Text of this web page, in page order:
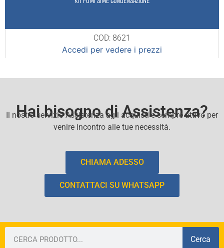
COD: 8621
Accedi per vedere i prezzi
Hai bisogno di Assistenza?
Il nostro servizio Assistenza agli acquisti e sempre attivo per
venire incontro alle tue necessità.
CHIAMA ADESSO
CONTATTACI SU WHATSAPP
Cerca